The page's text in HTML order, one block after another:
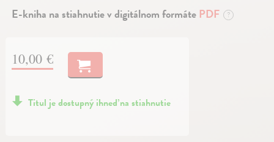
E-kniha na stiahnutie v digitálnom formátePDF ?
10,00 €
Titul je dostupný ihneď na stiahnutie